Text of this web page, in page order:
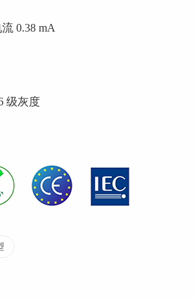
0.38 mA
级灰度